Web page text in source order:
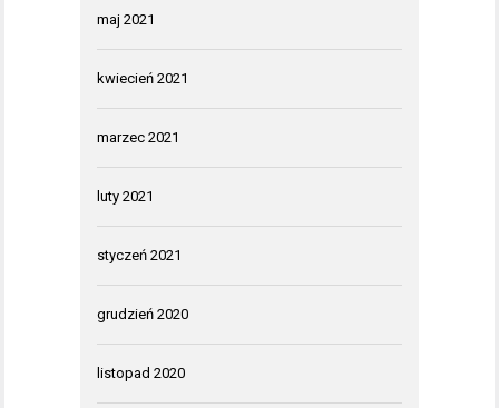
maj 2021
kwiecień 2021
marzec 2021
luty 2021
styczeń 2021
grudzień 2020
listopad 2020